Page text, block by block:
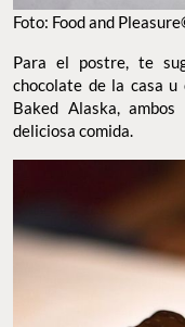
Foto: Food and
Para el postre, te
chocolate de la casa
Baked Alaska,
deliciosa comida.